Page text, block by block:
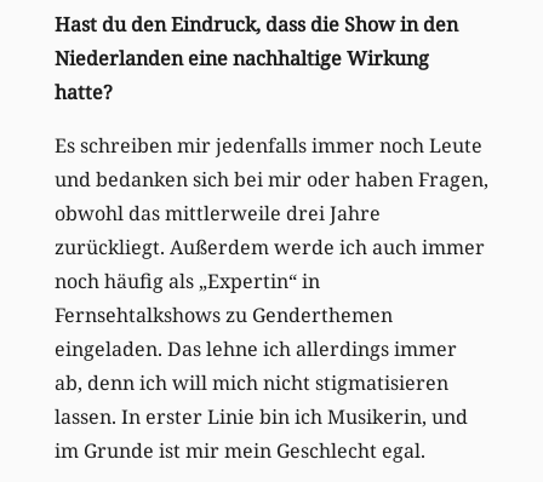
Hast du den Eindruck, dass die Show in den
Niederlanden eine nachhaltige Wirkung
hatte?
Es schreiben mir jedenfalls immer noch Leute
und bedanken sich bei mir oder haben Fragen,
obwohl das mittlerweile drei Jahre
zurückliegt. Außerdem werde ich auch immer
noch häufig als „Expertin“ in
Fernsehtalkshows zu Genderthemen
eingeladen. Das lehne ich allerdings immer
ab, denn ich will mich nicht stigmatisieren
lassen. In erster Linie bin ich Musikerin, und
im Grunde ist mir mein Geschlecht egal.